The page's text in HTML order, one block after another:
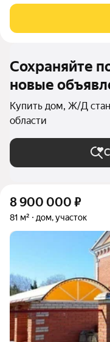
пользования. В прямой
хаусе общей площадью
Сохраняйте
новые
Купить дом, Ж/Д
области
8 900 000 ₽
81 м² дом, участок